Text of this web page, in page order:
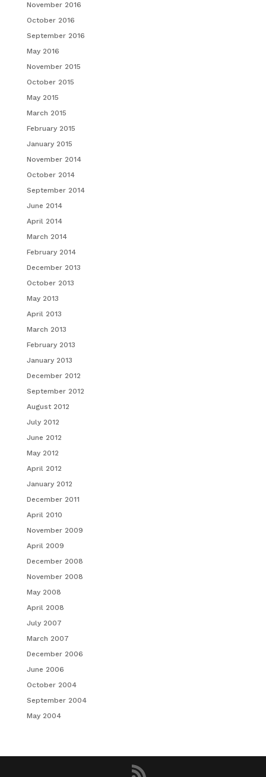
November 2016
October 2016
September 2016
May 2016
November 2015
October 2015
May 2015
March 2015
February 2015
January 2015
November 2014
October 2014
September 2014
June 2014
April 2014
March 2014
February 2014
December 2013
October 2013
May 2013
April 2013
March 2013
February 2013
January 2013
December 2012
September 2012
August 2012
July 2012
June 2012
May 2012
April 2012
January 2012
December 2011
April 2010
November 2009
April 2009
December 2008
November 2008
May 2008
April 2008
July 2007
March 2007
December 2006
June 2006
October 2004
September 2004
May 2004